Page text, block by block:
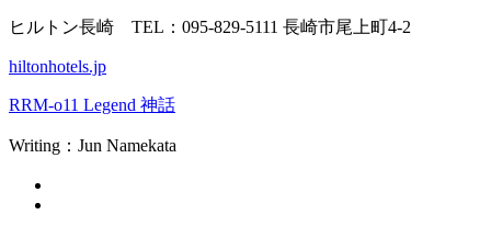
ヒルトン長崎 TEL：095-829-5111 長崎市尾上町4-2
hiltonhotels.jp
RRM-o11 Legend 神話
Writing：Jun Namekata